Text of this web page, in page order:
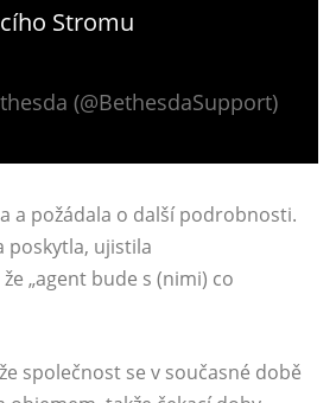
Stromu
(@BethesdaSupport)
a požádala o další podrobnosti.
poskytla, ujistila
„agent bude s (nimi) co
společnost se v současné době